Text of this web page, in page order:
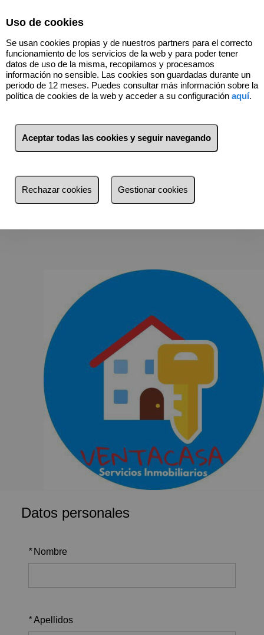
Quiénes somos
VENTACASA Almeria
esta formado por un grupo de
profesionales con experiencia en gestión inmobiliaria que nos
permite ofrecer unservicio profesional con total garantía
nosotros.
Somosespecialista en la venta online y contamos con una
gran cartera de clientes y alianzascon otras agencias para
Datos personales
* Nombre
*Apellidos
Uso de cookies
Se usan cookies propias y de nuestros partners para el correcto
funcionamiento de los servicios de la web y para poder tener
datos de uso de la misma, recopilamos y procesamos
información no sensible. Las cookies son guardadas durante un
periodo de 12 meses. Puedes consultar más información sobre la
política de cookies de la web y acceder a su configuración aquí.
Aceptar todas las cookies y seguir navegando
Rechazar cookies Gestionar cookies